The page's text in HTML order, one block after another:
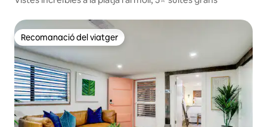
Recomanació del viatger
Recomanació del viatger